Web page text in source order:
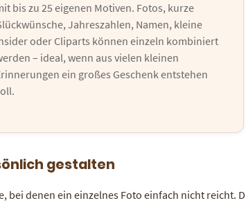
bis zu 25 eigenen Motiven. Fotos, kurze
Jahreszahlen, Namen, kleine
oder Cliparts können einzeln kombiniert
– ideal, wenn aus vielen kleinen
ein großes Geschenk entstehen
gestalten
bei denen ein einzelnes Foto einfach nicht reicht.